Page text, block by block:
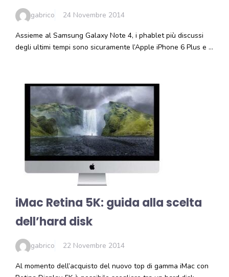
gabrico 24 Novembre 2014
Assieme al Samsung Galaxy Note 4, i phablet più discussi
degli ultimi tempi sono sicuramente l’Apple iPhone 6 Plus e …
iMac Retina 5K: guida alla scelta
dell’hard disk
gabrico 22 Novembre 2014
Al momento dell’acquisto del nuovo top di gamma iMac con